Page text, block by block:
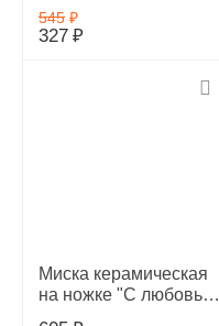
545 ₽
327 ₽
Миска керамическая
на ножке "С любовью",